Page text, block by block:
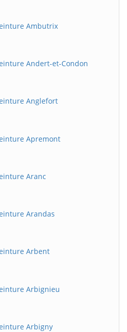
Ambutrix
Andert-et-Condon
Anglefort
Apremont
Aranc
Arandas
Arbent
Arbignieu
Arbigny